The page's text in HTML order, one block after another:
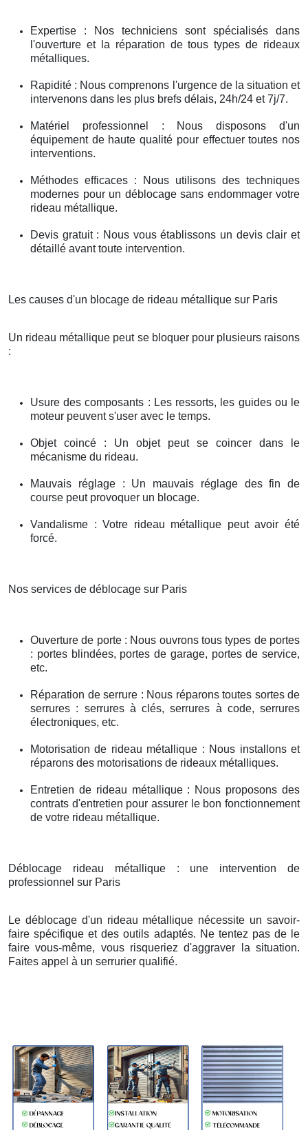
Expertise : Nos techniciens sont spécialisés dans
l'ouverture et la réparation de tous types de rideaux
métalliques.
Rapidité : Nous comprenons l'urgence de la situation et
intervenons dans les plus brefs délais, 24h/24 et 7j/7.
Matériel professionnel : Nous disposons d'un
équipement de haute qualité pour effectuer toutes nos
interventions.
Méthodes efficaces : Nous utilisons des techniques
modernes pour un déblocage sans endommager votre
rideau métallique.
Devis gratuit : Nous vous établissons un devis clair et
détaillé avant toute intervention.
Les causes d'un blocage de rideau métallique sur Paris
Un rideau métallique peut se bloquer pour plusieurs raisons
:
Usure des composants : Les ressorts, les guides ou le
moteur peuvent s'user avec le temps.
Objet coincé : Un objet peut se coincer dans le
mécanisme du rideau.
Mauvais réglage : Un mauvais réglage des fin de
course peut provoquer un blocage.
Vandalisme : Votre rideau métallique peut avoir été
forcé.
Nos services de déblocage sur Paris
Ouverture de porte : Nous ouvrons tous types de portes
: portes blindées, portes de garage, portes de service,
etc.
Réparation de serrure : Nous réparons toutes sortes de
serrures : serrures à clés, serrures à code, serrures
électroniques, etc.
Motorisation de rideau métallique : Nous installons et
réparons des motorisations de rideaux métalliques.
Entretien de rideau métallique : Nous proposons des
contrats d'entretien pour assurer le bon fonctionnement
de votre rideau métallique.
Déblocage rideau métallique : une intervention de
professionnel sur Paris
Le déblocage d'un rideau métallique nécessite un savoir-
faire spécifique et des outils adaptés. Ne tentez pas de le
faire vous-même, vous risqueriez d'aggraver la situation.
Faites appel à un serrurier qualifié.